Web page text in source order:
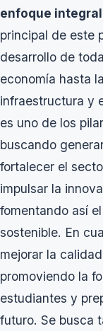
enfoque integral
principal de este
desarrollo de
economía hasta
infraestructura y
es uno de los
buscando
fortalecer el
impulsar la
fomentando así
sostenible. En
mejorar la
promoviendo la
estudiantes y
futuro. Se busca